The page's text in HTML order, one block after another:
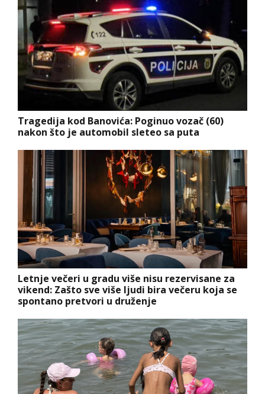
Tragedija kod Banovića: Poginuo vozač (60)
nakon što je automobil sleteo sa puta
Letnje večeri u gradu više nisu rezervisane za
vikend: Zašto sve više ljudi bira večeru koja se
spontano pretvori u druženje